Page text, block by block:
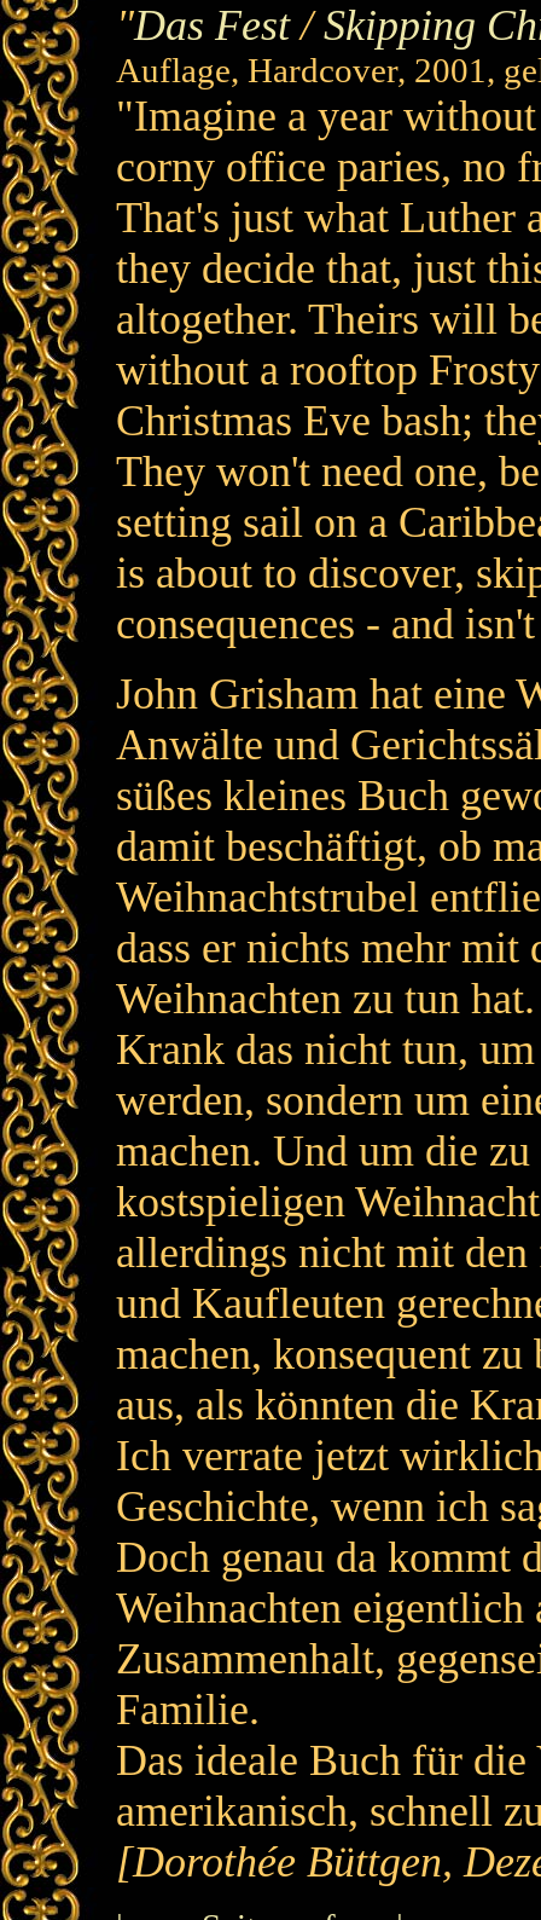
"Das Fest/Skipping
Auflage, Hardcover, 2001,
"Imagine a year
corny office paries, no
That's just what Luther
they decide that, just
altogether. Theirs will
without a rooftop
Christmas Eve bash;
They won't need one,
setting sail on a
is about to discover,
consequences - and
John Grisham hat eine
Anwälte und
süßes kleines Buch
damit beschäftigt, ob
Weihnachtstrubel
dass er nichts mehr
Weihnachten zu tun
Krank das nicht tun,
werden, sondern um
machen. Und um die
kostspieligen
allerdings nicht mit
und Kaufleuten
machen, konsequent
aus, als könnten die
Ich verrate jetzt
Geschichte, wenn ich
Doch genau da kommt
Weihnachten
Zusammenhalt,
Familie.
Das ideale Buch für
amerikanisch, schnell
[Dorothée Büttgen,